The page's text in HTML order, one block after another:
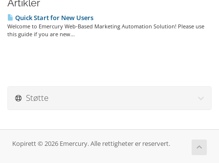
Artikler
Quick Start for New Users
Welcome to Emercury Web-Based Marketing Automation Solution! Please use
this guide if you are new...
Støtte
Kopirett © 2026 Emercury. Alle rettigheter er reservert.